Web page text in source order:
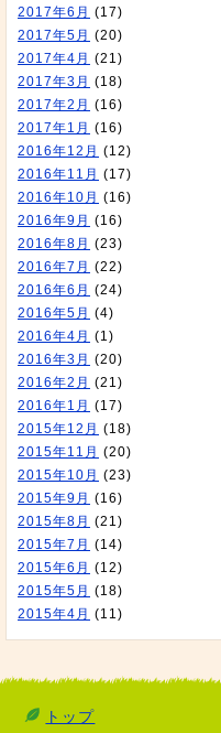
2017年6月 (17)
2017年5月 (20)
2017年4月 (21)
2017年3月 (18)
2017年2月 (16)
2017年1月 (16)
2016年12月 (12)
2016年11月 (17)
2016年10月 (16)
2016年9月 (16)
2016年8月 (23)
2016年7月 (22)
2016年6月 (24)
2016年5月 (4)
2016年4月 (1)
2016年3月 (20)
2016年2月 (21)
2016年1月 (17)
2015年12月 (18)
2015年11月 (20)
2015年10月 (23)
2015年9月 (16)
2015年8月 (21)
2015年7月 (14)
2015年6月 (12)
2015年5月 (18)
2015年4月 (11)
トップ